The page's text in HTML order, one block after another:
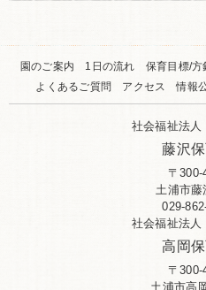
園のご案内 1日の流れ 保育目標/方
よくあるご質問
アクセス 情報
社会福祉法人
藤沢
〒300-
土浦市藤
029-
社会福祉法人
高岡
〒300-
土浦市高